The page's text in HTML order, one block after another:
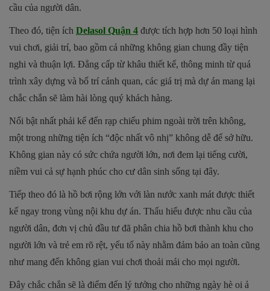
cầu của người dân.
Theo đó, tiện ích Delasol Quận 4 được tích hợp hơn 50 loại hình
vui chơi, giải trí, bao gồm cả những không gian chung đầy tiện
nghi và thuận lợi. Đẳng cấp từ khâu thiết kế, thông minh từ quá
trình xây dựng và bố trí cảnh quan, các giá trị mà dự án mang lại
chắc chắn sẽ làm hài lòng quý khách hàng.
Nổi bật nhất phải kể đến rạp chiếu phim ngoài trời trên không,
một trong những tiện ích “độc nhất vô nhị” không dễ để sở hữu.
Không gian này có sức chứa người lớn, nơi đem lại tiếng cười,
niềm vui cả sự hạnh phúc cho cư dân sinh sống tại đây.
Tiếp theo đó là hồ bơi rộng lớn với làn nước xanh mát được thiết
kế ngay trong vùng nội khu dự án. Thấu hiểu được nhu cầu của
người dân, đơn vị chủ đầu tư đã phân chia hồ bơi thành khu cho
người lớn và trẻ em rõ rệt, yếu tố này nhằm đảm bảo an toàn cũng
như mang đến không gian vui chơi thoải mái cho mọi người.
Đây chắc chắn sẽ là điểm đến lý tưởng cho những ngày hè oi ả